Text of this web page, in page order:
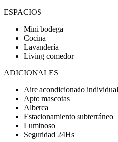
ESPACIOS
Mini bodega
Cocina
Lavandería
Living comedor
ADICIONALES
Aire acondicionado individual
Apto mascotas
Alberca
Estacionamiento subterráneo
Luminoso
Seguridad 24Hs